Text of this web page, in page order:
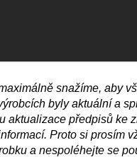
snažíme, aby
byly aktuální a
aktualizace předpisů ke
Proto si prosím
a nespoléhejte se